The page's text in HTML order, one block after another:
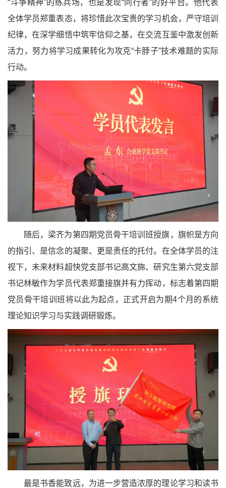
“斗争精神”的练兵场，也是发现“同行者”的好平台。他代表
全体学员郑重表态，将珍惜此次宝贵的学习机会，严守培训
纪律，在深学细悟中筑牢信仰之基，在交流互鉴中激发创新
活力，努力将学习成果转化为攻克“卡脖子”技术难题的实际
行动。
随后，梁齐为第四期党员骨干培训班授旗，旗帜是方向
的指引、是信念的凝聚、更是责任的托付。在全体学员的注
视下，未来材料超快党支部书记高文旆、研究生第六党支部
书记林敏作为学员代表郑重接旗并有力挥动，标志着第四期
党员骨干培训班将以此为起点，正式开启为期4个月的系统
理论知识学习与实践调研锻炼。
最是书香能致远，为进一步营造浓厚的理论学习和读书